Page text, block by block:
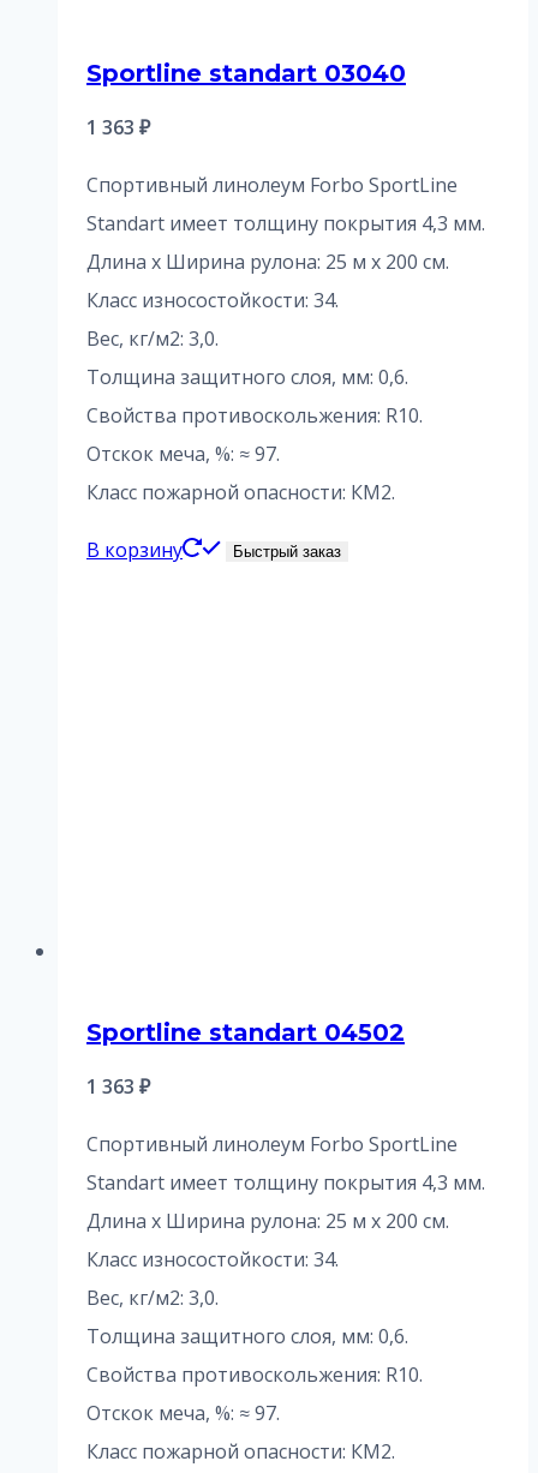
Sportline standart 03040
1 363 ₽
Спортивный линолеум Forbo SportLine
Standart имеет толщину покрытия 4,3 мм.
Длина х Ширина рулона: 25 м x 200 см.
Класс износостойкости: 34.
Вес, кг/м2: 3,0.
Толщина защитного слоя, мм: 0,6.
Свойства противоскольжения: R10.
Отскок меча, %: ≈ 97.
Класс пожарной опасности: КМ2.
В корзину Быстрый заказ
Sportline standart 04502
1 363 ₽
Спортивный линолеум Forbo SportLine
Standart имеет толщину покрытия 4,3 мм.
Длина х Ширина рулона: 25 м x 200 см.
Класс износостойкости: 34.
Вес, кг/м2: 3,0.
Толщина защитного слоя, мм: 0,6.
Свойства противоскольжения: R10.
Отскок меча, %: ≈ 97.
Класс пожарной опасности: КМ2.